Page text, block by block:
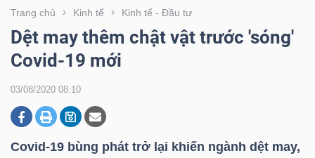
Trang chủ Kinh tế Kinh tế - Đầu tư
Dệt may thêm chật vật trước 'sóng'
Covid-19 mới
03/08/2020 08:10
Covid-19 bùng phát trở lại khiến ngành dệt may,
CHỨNG
DOANH